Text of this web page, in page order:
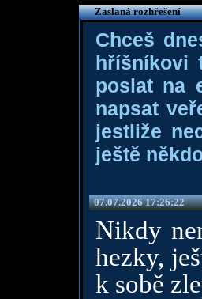
Zaslaná rozhřešení
Chceš
hříšníkovi
poslat na
napsat
jestliže
ještě
07.07.2026 17:26:22
Nikdy
hezky,
k sobě